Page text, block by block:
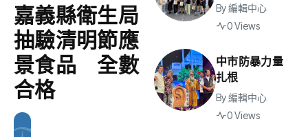
嘉義縣衛生局
抽驗清明節應
景食品 全數
合格
By編輯中心
0 Views
中市防暴力量
扎根
By編輯中心
0 Views